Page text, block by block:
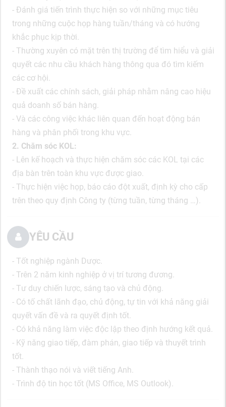
- Đánh giá tiến trình thực hiện so với những mục tiêu
trong những cuộc họp hàng tuần/tháng và có hướng
khắc phục kịp thời.
- Thường xuyên có mặt trên thị trường để tìm hiểu và giải
quyết các nhu cầu khách hàng thông qua đó tìm kiếm
các cơ hội.
- Đề xuất các chính sách, giải pháp nhằm nâng cao hiệu
quả doanh số bán hàng.
- Và các công việc khác liên quan đến hoạt động bán
hàng và phân phối trong khu vực.
2. Chăm sóc KOL:
- Lên kế hoạch và thực hiện chăm sóc các KOL tại các
địa bàn trên toàn khu vực được giao.
- Thực hiện việc họp, báo cáo đột xuất, định kỳ cho cấp
trên theo quy định Công ty (từng tuần, từng tháng …).
YÊU CẦU
- Tốt nghiệp ngành Dược.
- Trên 2 năm kinh nghiệp ở vị trí tương đương.
- Tư duy chiến lược, sáng tạo và chủ động.
- Có tố chất lãnh đạo, chủ động, tự tin với khả năng giải
quyết vấn đề và ra quyết định tốt.
- Có khả năng làm việc độc lập theo định hướng kết quả.
- Kỹ năng giao tiếp, đàm phán, giao tiếp và thuyết trình
tốt.
- Thành thạo nói và viết tiếng Anh.
- Trình độ tin học tốt (MS Office, MS Outlook).